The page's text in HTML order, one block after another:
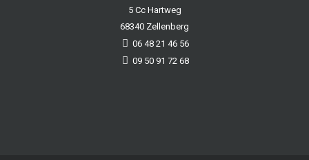
5 Cc Hartweg
68340 Zellenberg
06 48 21 46 56
09 50 91 72 68